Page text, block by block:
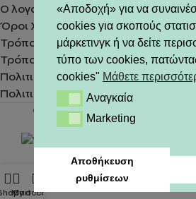
Ο λογαριασμός μου
Όροι Χρήσης
Τρόποι Αποστολής
Τρόποι Πληρωμής
Πολιτική Επιστροφής
Πολιτική Απορρήτου
Copyright © 2022- THE HOME THING
Cart
My account
«Αποδοχή» για να
cookies για σκοπούς
μάρκετινγκ ή να δείτε
τύπο των cookies,
cookies" Μάθετε
ΑναγκαίαΑναγκαία
MarketingMarketing
Αποθήκευση
ρυθμίσεων